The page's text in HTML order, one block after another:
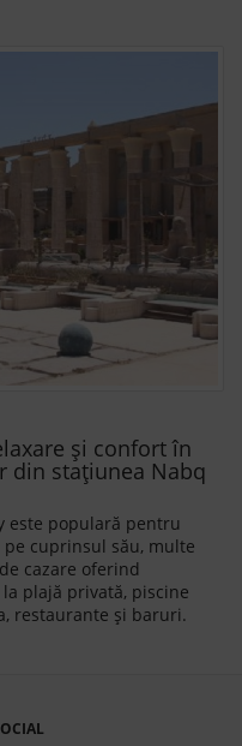
și confort în
din stațiunea Nabq
este populară pentru
cuprinsul său, multe
cazare oferind
plajă privată, piscine
restaurante și baruri.
să vă prezentăm
cauză și să vă puteți